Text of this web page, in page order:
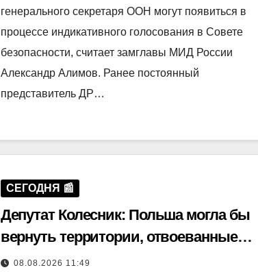
генерального секретаря ООН могут появиться в
процессе индикативного голосования в Совете
безопасности, считает замглавы МИД России
Александр Алимов. Ранее постоянный
представитель ДР…
СЕГОДНЯ 📰
Депутат Колесник: Польша могла бы
вернуть территории, отвоеванные
Красной армией
08.08.2026 11:49